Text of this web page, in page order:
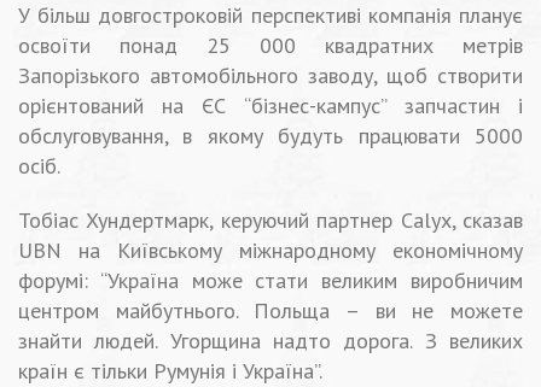
У більш довгостроковій перспективі компанія планує
освоїти понад 25 000 квадратних метрів
Запорізького автомобільного заводу, щоб створити
орієнтований на ЄС “бізнес-кампус” запчастин і
обслуговування, в якому будуть працювати 5000
осіб.
Тобіас Хундертмарк, керуючий партнер Calyx, сказав
UBN на Київському міжнародному економічному
форумі: “Україна може стати великим виробничим
центром майбутнього. Польща – ви не можете
знайти людей. Угорщина надто дорога. З великих
країн є тільки Румунія і Україна”.